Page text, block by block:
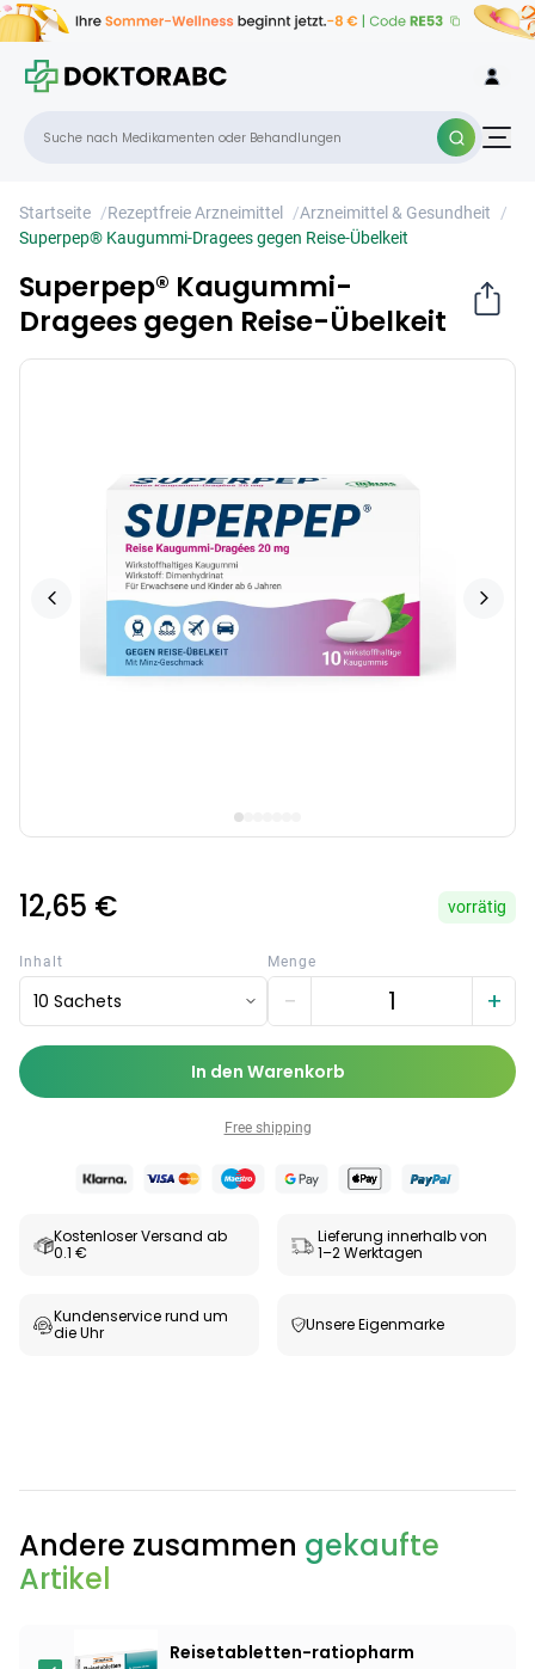
Startseite /Rezeptfreie Arzneimittel /Arzneimittel & Gesundheit
/
Superpep® Kaugummi-Dragees gegen Reise-Übelkeit
Superpep® Kaugummi-
Dragees gegen Reise-Übelkeit
12,65 € vorrätig
Inhalt
10 Sachets
Menge
− +
In den Warenkorb
Free shipping
Kostenloser Versand ab
0.1 €
Lieferung innerhalb von
1–2 Werktagen
Kundenservice rund um
die Uhr
Unsere Eigenmarke
Reise-Übelkeit
×
Andere zusammen gekaufte
Artikel
Reisetabletten-ratiopharm